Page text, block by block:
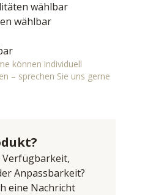
wählbar
wählbar
können individuell
– sprechen Sie uns gerne
Verfügbarkeit,
Anpassbarkeit?
eine Nachricht